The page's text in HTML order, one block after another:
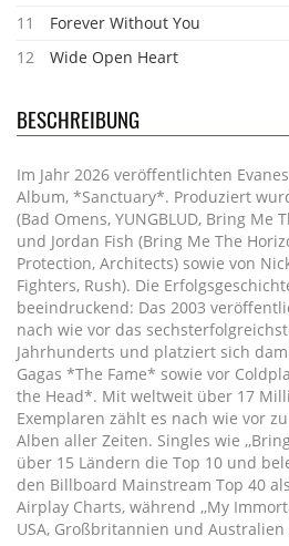
11
Forever Without You
12
Wide Open Heart
BESCHREIBUNG
Im Jahr 2026 veröffentlichten
Album, *Sanctuary*. Produziert
(Bad Omens, YUNGBLUD, Bring Me
und Jordan Fish (Bring Me The
Protection, Architects) sowie von
Fighters, Rush). Die
beeindruckend: Das 2003
nach wie vor das
Jahrhunderts und platziert sich
Gagas *The Fame* sowie vor
the Head*. Mit weltweit über 17
Exemplaren zählt es nach wie vor
Alben aller Zeiten. Singles wie
über 15 Ländern die Top 10 und
den Billboard Mainstream Top 40
Airplay Charts, während ,,My
USA, Großbritannien und